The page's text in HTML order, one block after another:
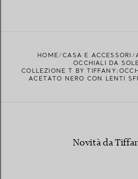
HOME CASA E ACCESSORI
OCCHIALI DA SOLE
COLLEZIONE T BY
ACETATO NERO CON LENTI
Novità da